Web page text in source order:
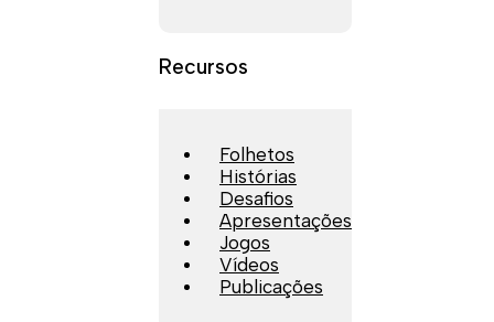
Recursos
Folhetos
Histórias
Desafios
Apresentações
Jogos
Vídeos
Publicações